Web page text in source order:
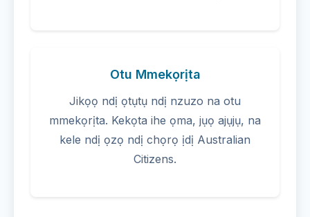
Otu Mmekọrịta
Jikọọ ndị ọtụtụ ndị nzuzo na otu
mmekọrịta. Kekọta ihe ọma, jụọ ajụjụ, na
kele ndị ọzọ ndị chọrọ ịdị Australian
Citizens.